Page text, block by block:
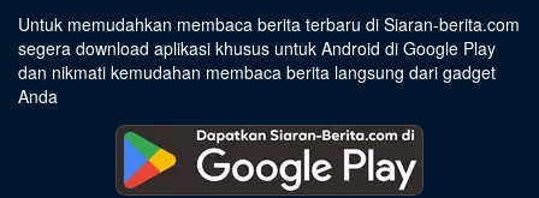
Untuk memudahkan membaca berita terbaru di Siaran-berita.com
segera download aplikasi khusus untuk Android di Google Play
dan nikmati kemudahan membaca berita langsung dari gadget
Anda